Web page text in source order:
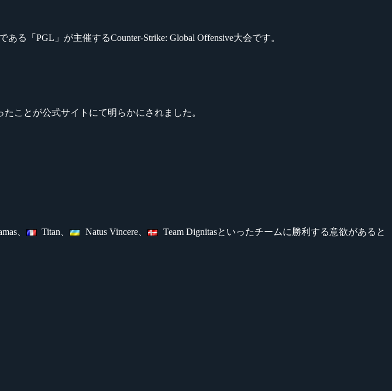
ある「PGL」が主催するCounter-Strike: Global Offensive大会です。
たことが公式サイトにて明らかにされました。
、 Titan、 Natus Vincere、
Team Dignitasといったチームに勝利する意欲があると